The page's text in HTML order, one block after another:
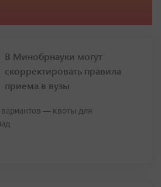
В Минобрнауки могут
скорректировать правила
приема в вузы
— квоты для